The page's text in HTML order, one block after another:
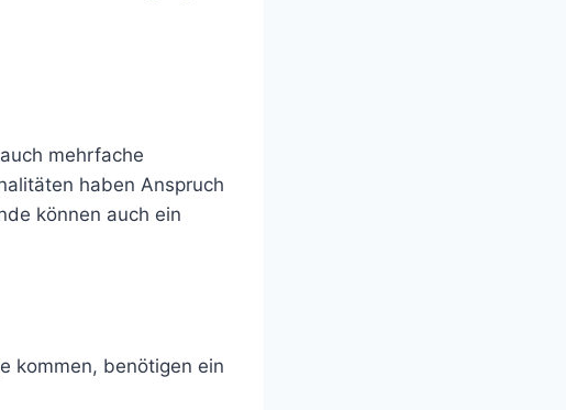
mehrfache
haben Anspruch
können auch ein
kommen, benötigen ein